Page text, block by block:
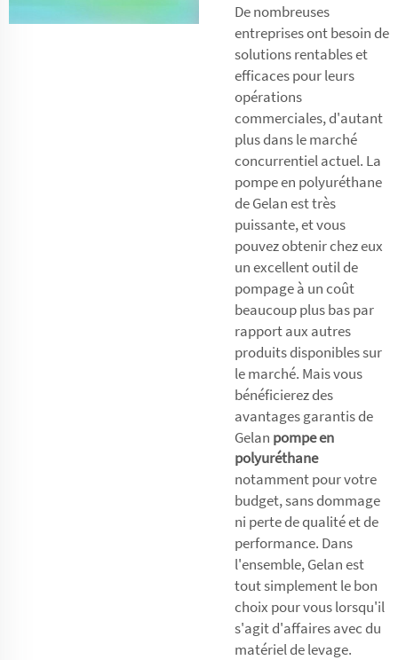
De nombreuses
entreprises ont besoin de
solutions rentables et
efficaces pour leurs
opérations
commerciales, d'autant
plus dans le marché
concurrentiel actuel. La
pompe en polyuréthane
de Gelan est très
puissante, et vous
pouvez obtenir chez eux
un excellent outil de
pompage à un coût
beaucoup plus bas par
rapport aux autres
produits disponibles sur
le marché. Mais vous
bénéficierez des
avantages garantis de
Gelan pompe en
polyuréthane
notamment pour votre
budget, sans dommage
ni perte de qualité et de
performance. Dans
l'ensemble, Gelan est
tout simplement le bon
choix pour vous lorsqu'il
s'agit d'affaires avec du
matériel de levage.